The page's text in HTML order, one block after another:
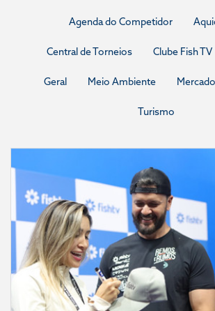
Agenda do Competidor
Central de Torneios Clube Fish TV
Geral Meio Ambiente Mercado
Turismo